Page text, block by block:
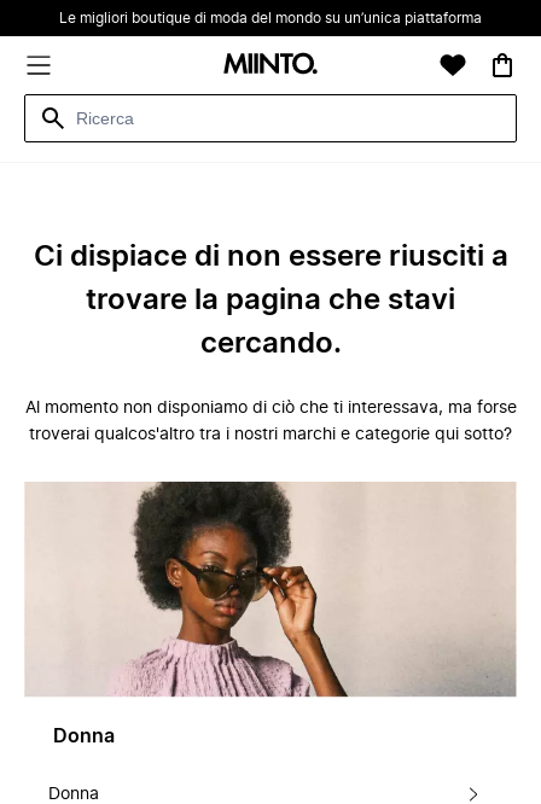
Le migliori boutique di moda del mondo su un’unica piattaforma
Ci dispiace di non essere riusciti a
trovare la pagina che stavi
cercando.
Al momento non disponiamo di ciò che ti interessava, ma forse
troverai qualcos'altro tra i nostri marchi e categorie qui sotto?
Donna
Donna